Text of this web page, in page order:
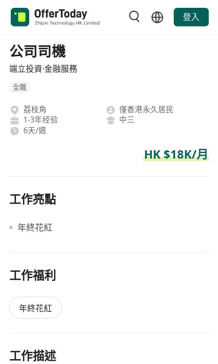
登入
公司司機
端立投資·金融服務
全職
荔枝角
僅香港永久居民
1-3年经验
中三
6天/週
HK $18K/月
工作亮點
年終花紅
工作福利
年終花紅
工作描述